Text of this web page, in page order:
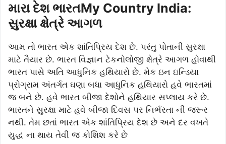
મારા દેશ ભારતMy Country India:
સુરક્ષા ક્ષેત્રે આગળ
આમ તો ભારત એક શાંતિપ્રિય દેશ છે. પરંતુ પોતાની સુરક્ષા
માટે તૈયાર છે. ભારત વિજ્ઞાન ટેકનોલોજી ક્ષેત્રે આગળ હોવાથી
ભારત પાસે અતિ આધુનિક હથિયારો છે. મેક ઇન ઇન્ડિયા
પ્રોગ્રામ અંતર્ગત ઘણા બધા આધુનિક હથિયારો હવે ભારતમાં
જ બને છે. હવે ભારત બીજા દેશોને હથિયાર સપ્લાય કરે છે.
ભારતને સુરક્ષા માટે હવે બીજા દિવસ પર નિર્ભરતા ની જરૂર
નથી. તેમ છતાં ભારત એક શાંતિપ્રિય દેશ છે અને દર વખતે
યુદ્ધ ના થાય તેવી જ કોશિશ કરે છે